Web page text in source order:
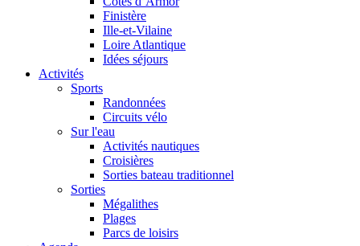
Finistère
Ille-et-Vilaine
Loire Atlantique
Idées séjours
Activités
Sports
Randonnées
Circuits vélo
Sur l'eau
Activités nautiques
Croisières
Sorties bateau traditionnel
Sorties
Mégalithes
Plages
Parcs de loisirs